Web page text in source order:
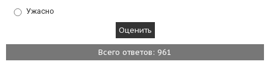
Ужасно
Всего ответов: 961